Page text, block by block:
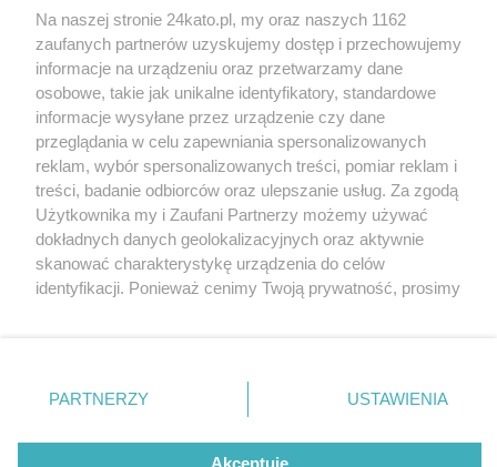
5 / 6
P2033318
Wydawca mediów lokalnych
Nie zapomnij
zapoznać się z:
polityką prywatności regulamin korzystania z portali
Twojemiasto
Piekary Śląskie
Chorzów
Tarnowskie Góry
Gliwice
Skontakuj sięz nami
Kontakt
Wydawca
Redakcja
Na naszej stronie 24kato.pl, my oraz naszych 1162
zaufanych partnerów uzyskujemy dostęp i przechowujemy
informacje na urządzeniu oraz przetwarzamy dane
osobowe, takie jak unikalne identyfikatory, standardowe
informacje wysyłane przez urządzenie czy dane
przeglądania w celu zapewniania spersonalizowanych
reklam, wybór spersonalizowanych treści, pomiar reklam i
treści, badanie odbiorców oraz ulepszanie usług. Za zgodą
Użytkownika my i Zaufani Partnerzy możemy używać
dokładnych danych geolokalizacyjnych oraz aktywnie
skanować charakterystykę urządzenia do celów
identyfikacji. Ponieważ cenimy Twoją prywatność, prosimy
prywatności znajdujący się w lewym dolnym rogu strony
. Niektóre rodzaje przetwarzania danych nie wymagają
zgody użytkownika, ale masz prawo sprzeciwić się
takiemu przetwarzaniu. Preferencje będą miały
PARTNERZY USTAWIENIA
Akceptuję